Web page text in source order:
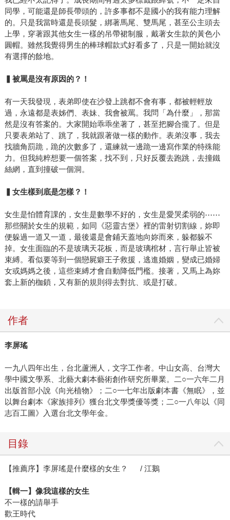
同學，可能還是師長帶頭的，許多事都不是國小的我有能力理解
的。只是我當時還是長頭髮，綁著馬尾、雙馬尾，甚至公主頭去
上學，穿著跟其他女生一樣的吊帶裙制服，戴著女生款的黃色小
圓帽。雖然我覺得男生的棒球帽款式好看多了，只是一開始就沒
有選擇的餘地。
▍被罵是沒有原因的？！
有一天我發現，表弟即使在沙發上跳都不會有事，都被輕輕放
過，永遠都是表姊們、表妹、我會被罵。我問「為什麼」，那當
然是沒有答案的。大家開始乖乖坐著了，甚至把腳合攏了。但是
只要表弟站了、跳了，我就跟著做一樣的動作。表弟沒事，我去
找牆角罰跪，跪的次數多了，還練就一邊跪一邊寫作業的特殊能
力。但我純粹想要一個答案，找不到，只好反覆去跑跳，去撞鐵
絲網，直到撞破一個洞。
▍女生樣到底是怎樣？！
女生是怕體育課的，女生是數學不好的，女生是愛哭柔弱的⋯⋯
那些關於女生的規範，如同《惡靈古堡》裡的雷射切割線，妳即
便躲過一道又一道，最後還是會鋪天蓋地向妳而來，躲都躲不
掉。女生面臨的不是玻璃天花板，而是玻璃棺材，言行舉止皆被
束縛。看似要等到一個戀屍癖王子救援，逃進婚姻，變成已婚婦
女或媽媽之後，這些束縛才會自動降低門檻。接著，又馬上為妳
套上新的枷鎖，又有新的規則得去對抗、或是打破。
作者
李屏瑤
一九八四年出生，台北蘆洲人，文字工作者。中山女高、台灣大
學中國文學系、北藝大劇本藝術創作研究所畢業。二○一六年二月
出版首部小說《向光植物》；二○一七年出版劇本書《無眠》，並
以舞台劇本《家族排列》獲台北文學獎優等獎；二○一八年以《同
志百工圖》入選台北文學年金。
目錄
【推薦序】李屏瑤是什麼樣的女生？ / 江鵝
【輯一】像我這樣的女生
不一樣的請舉手
歡王時代